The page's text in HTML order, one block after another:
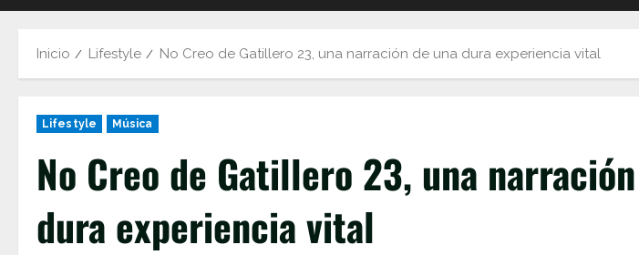
Inicio Lifestyle No Creo de Gatillero 23, una narración de una dura experiencia vital
Lifestyle Música
No Creo de Gatillero 23, una
dura experiencia vital